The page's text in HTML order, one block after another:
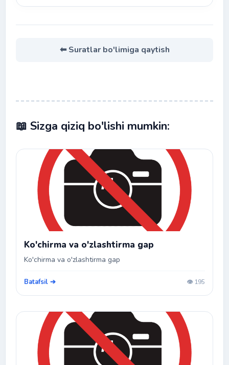
⬅ Suratlar bo'limiga qaytish
📖 Sizga qiziq bo'lishi mumkin:
Ko'chirma va o'zlashtirma gap
Ko'chirma va o'zlashtirma gap
Batafsil ➔ 👁️ 195